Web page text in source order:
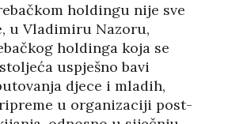
holdingu nije sve
u Vladimiru Nazoru,
holdinga koja se
uspješno bavi
djece i mladih,
u organizaciji post-